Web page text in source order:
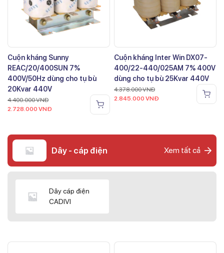
Cuộn kháng Sunny
REAC/20/400SUN 7%
400V/50Hz dùng cho tụ bù
20Kvar 440V
4.400.000VNĐ
2.728.000 VNĐ
Cuộn kháng Inter Win DX07-
400/22-440/025AM 7% 400V
dùng cho tụ bù 25Kvar 440V
4.378.000VNĐ
2.845.000 VNĐ
Dây - cáp điện Xem tất cả
Dây cáp điện
CADIVI